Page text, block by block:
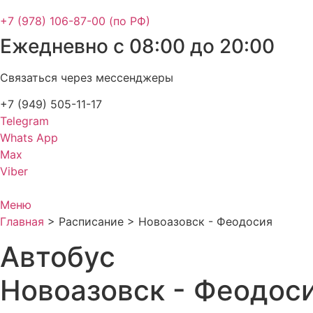
+7 (978) 106-87-00 (по РФ)
Ежедневно с 08:00 до 20:00
Связаться через мессенджеры
+7 (949) 505-11-17
Telegram
Whats App
Max
Viber
Меню
Главная > Расписание > Новоазовск - Феодосия
Автобус
Новоазовск -